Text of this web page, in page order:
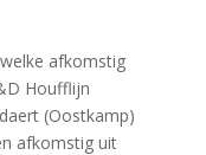
afkomstig
Houfflijn
(Oostkamp)
afkomstig uit